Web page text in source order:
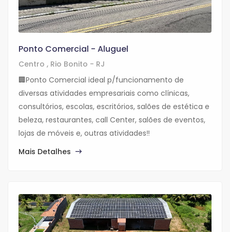
Ponto Comercial - Aluguel
Centro , Rio Bonito - RJ
🏢Ponto Comercial ideal p/funcionamento de
diversas atividades empresariais como clínicas,
consultórios, escolas, escritórios, salões de estética e
beleza, restaurantes, call Center, salões de eventos,
lojas de móveis e, outras atividades‼️
Mais Detalhes